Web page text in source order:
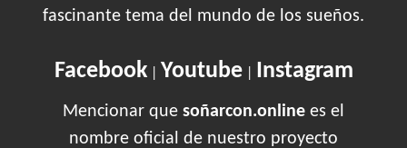
fascinante tema del mundo de los sueños.
Facebook| Youtube| Instagram
Mencionar que soñarcon.online es el
nombre oficial de nuestro proyecto